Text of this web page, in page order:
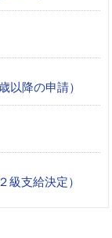
以降の申請）
級支給決定）